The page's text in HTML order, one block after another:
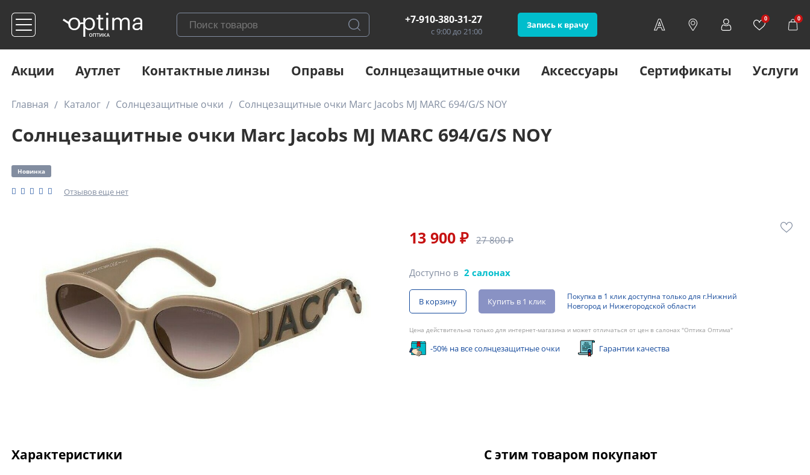
+7-910-380-31-27
с 9:00 до 21:00
Запись к врачу
0 0
Акции Аутлет Контактные линзы Оправы Солнцезащитные очки Аксессуары Сертификаты Услуги
Главная Каталог Солнцезащитные очки Солнцезащитные очки Marc Jacobs MJ MARC 694/G/S NOY
Солнцезащитные очки Marc Jacobs MJ MARC 694/G/S NOY
Новинка
Отзывов еще нет
13 900 ₽ 27 800 ₽
Доступно в 2 салонах
В корзину Купить в 1 клик
Покупка в 1 клик доступна только для г.Нижний
Новгород и Нижегородской области
Цена действительна только для интернет-магазина и может отличаться от цен в салонах "Оптика Оптима"
-50% на все солнцезащитные очки Гарантии качества
Характеристики С этим товаром покупают